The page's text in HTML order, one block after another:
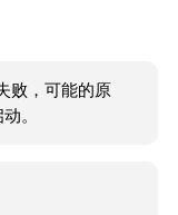
败，可能的原
。